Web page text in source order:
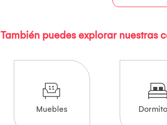
También puedes explorar nuestras
Muebles